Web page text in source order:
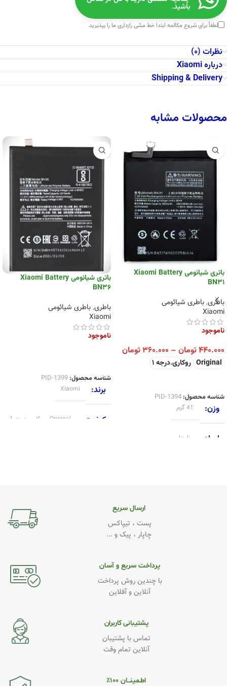
باشید.
لطفاً برای شروع مکالمه ابتداخط مشی رازداری ما را بپذیرید.
نظرات (0)
درباره Xiaomi
Shipping & Delivery
محصولات مشابه
باتری شیائومی Xiaomi Battery
BN31
باطری,باطری شیائومی
Xiaomi
ناموجود
۴۴۰.۰۰۰تومان – ۳۶۰.۰۰۰تومان
Original روکاری.درجه 1
شناسه محصول: PID-1394
وزن 41 گرم
ابعاد نامعلوم
باتری شیائومی Xiaomi Battery
BN36
باطری,باطری شیائومی
Xiaomi
ناموجود
شناسه محصول: PID-1399
برند Xiaomi
کیفیت Original روکاری.درجه 1
ارسال سریع
پست ، تیپاکس
چاپار ، پیک و ...
پرداخت سریع و آسان
با چندین روش پرداخت
آنلاین و آفلاین
پشتیبانی کاربران
تماس با پشتیبان
آنلاین تمام وقت
اطـمینــان ۱۰۰٪